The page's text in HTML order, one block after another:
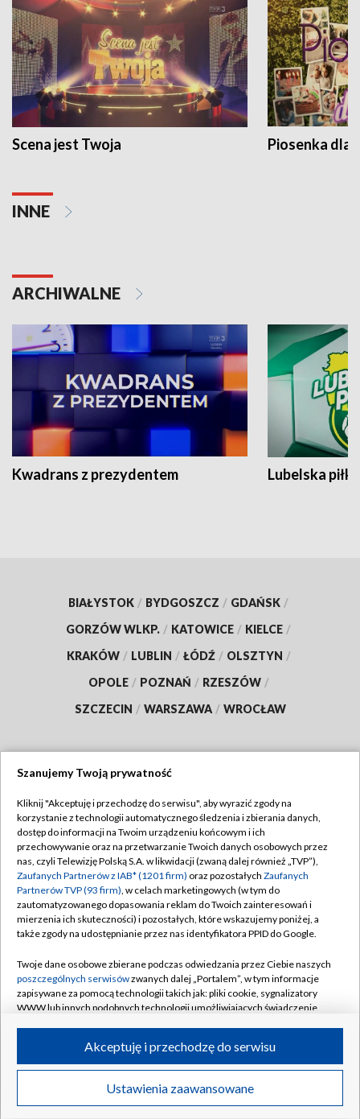
Scena jest Twoja Piosenka dla
INNE
ARCHIWALNE
Kwadrans z prezydentem Lubelska piłka
BIAŁYSTOK / BYDGOSZCZ / GDAŃSK /
GORZÓW WLKP. / KATOWICE / KIELCE /
KRAKÓW / LUBLIN / ŁÓDŹ / OLSZTYN /
OPOLE / POZNAŃ / RZESZÓW /
SZCZECIN / WARSZAWA / WROCŁAW
TVP
Abonament TVP
Emisja w TVP
Centrum informacji TVP
Naziemna Telewizja Cyfrowa
Rada Programowa
System NOS
Informacje o nadawcy
Program dla prasy
Ogłoszenie przetargowe
Regulamin TVP
Polityka prywatności
Moje zgody
Pomoc
Kontakt
Kanały
©2026 Telewizja Polska S.A. w likwidacji
Szanujemy Twoją prywatność
Kliknij "Akceptuję i przechodzę do serwisu", aby wyrazić zgody na
korzystanie z technologii automatycznego śledzenia i zbierania danych,
dostęp do informacji na Twoim urządzeniu końcowym i ich
przechowywanie oraz na przetwarzanie Twoich danych osobowych przez
nas, czyli Telewizję Polską S.A. w likwidacji (zwaną dalej również „TVP”),
Zaufanych Partnerów z IAB* (1201 firm) oraz pozostałych Zaufanych
Partnerów TVP (93 firm), w celach marketingowych (w tym do
zautomatyzowanego dopasowania reklam do Twoich zainteresowań i
mierzenia ich skuteczności) i pozostałych, które wskazujemy poniżej, a
także zgody na udostępnianie przez nas identyfikatora PPID do Google.
Twoje dane osobowe zbierane podczas odwiedzania przez Ciebie naszych
poszczególnych serwisówzwanych dalej „Portalem”, w tym informacje
zapisywane za pomocą technologii takich jak: pliki cookie, sygnalizatory
WWW lub innych podobnych technologii umożliwiających świadczenie
ruchu w Internecie.
Twoje dane osobowe zbierane podczas odwiedzania przez Ciebie
poszczególnych serwisówna Portalu, takie jak adresy IP, identyfikatory
Ustawienia zaawansowane
Akceptuję i przechodzę do serwisu